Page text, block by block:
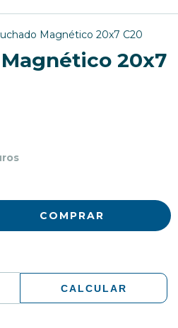
Magnético 20x7 C20
20x7
CALCULAR